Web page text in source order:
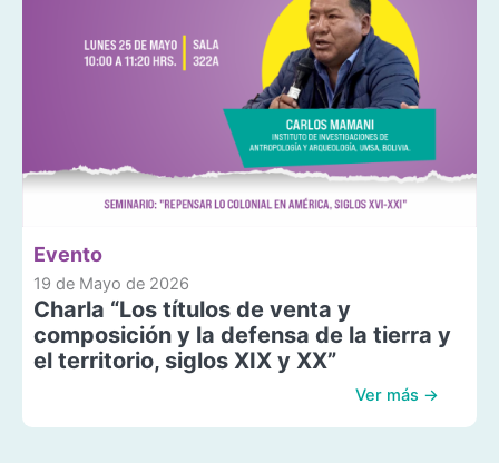
Evento
19 de Mayo de 2026
Charla “Los títulos de venta y
composición y la defensa de la tierra y
el territorio, siglos XIX y XX”
Ver más →